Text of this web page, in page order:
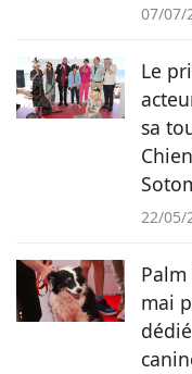
07/07/
Le
sa
22/05/
mai